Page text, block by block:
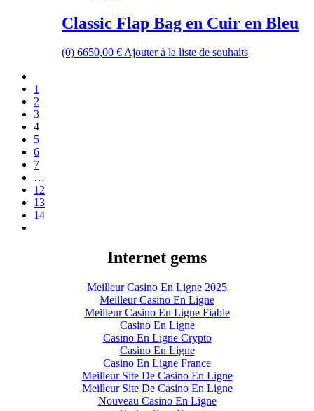
Classic Flap Bag en Cuir en Bleu
(0) 6650,00 €Ajouter à la liste de souhaits
1
2
3
4
5
6
7
…
12
13
14
Internet gems
Meilleur Casino En Ligne 2025
Meilleur Casino En Ligne
Meilleur Casino En Ligne Fiable
Casino En Ligne
Casino En Ligne Crypto
Casino En Ligne
Casino En Ligne France
Meilleur Site De Casino En Ligne
Meilleur Site De Casino En Ligne
Nouveau Casino En Ligne